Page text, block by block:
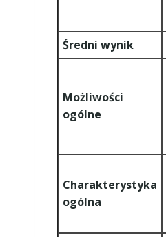
Średni wynik
Możliwości
ogólne
Charakterystyka
ogólna